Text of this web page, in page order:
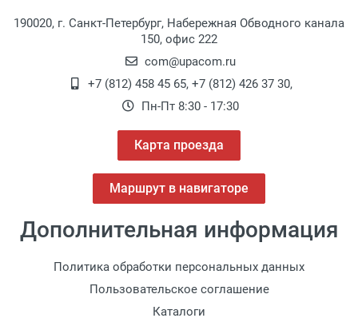
190020, г. Санкт-Петербург, Набережная Обводного канала
150, офис 222
com@upacom.ru
+7 (812) 458 45 65, +7 (812) 426 37 30,
Пн-Пт 8:30 - 17:30
Карта проезда
Маршрут в навигаторе
Дополнительная информация
Политика обработки персональных данных
Пользовательское соглашение
Каталоги